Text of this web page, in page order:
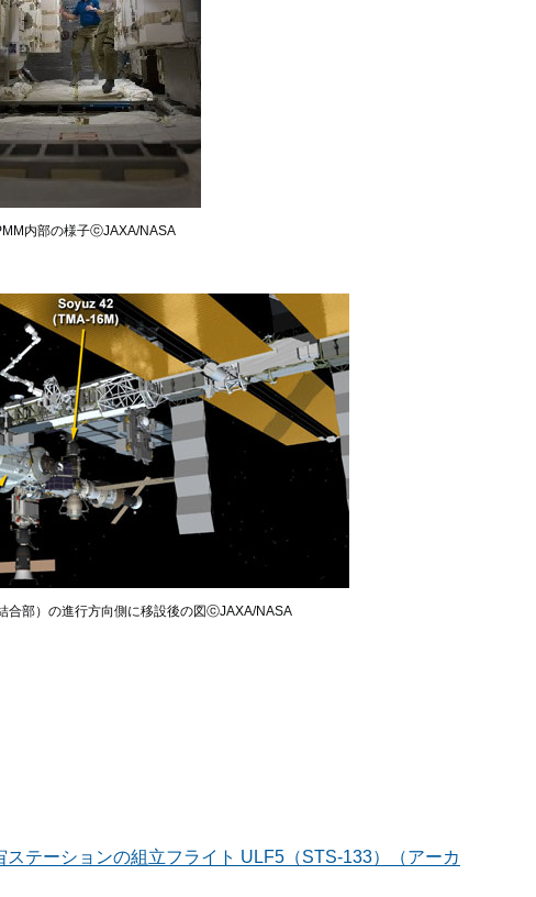
内部の様子ⓒJAXA/NASA
合部）の進行方向側に移設後の図ⓒJAXA/NASA
テーションの組立フライト ULF5（STS-133）（アーカ